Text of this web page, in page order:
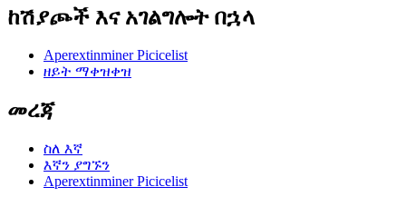
ከሽያጮች እና አገልግሎት በኋላ
Aperextinminer Picicelist
ዘይት ማቀዝቀዝ
መረጃ
ስለ እኛ
እኛን ያግኙን
Aperextinminer Picicelist